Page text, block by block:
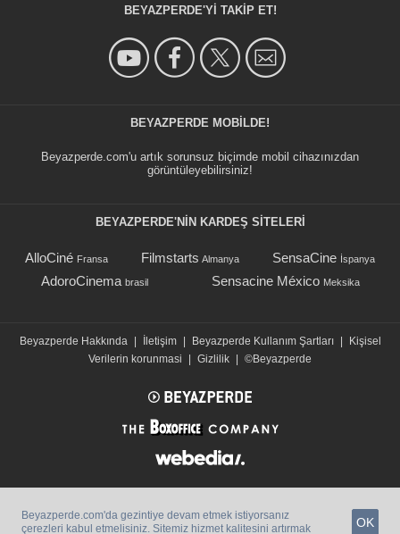
BEYAZPERDE'YI TAKIP ET!
BEYAZPERDE MOBILDE!
Beyazperde.com'u artık sorunsuz biçimde mobil cihazınızdan
görüntüleyebilirsiniz!
BEYAZPERDE'NIN KARDEŞ SİTELERİ
AlloCiné Fransa Filmstarts Almanya SensaCine İspanya
AdoroCinema brasil Sensacine México Meksika
Beyazperde Hakkında | İletişim | Beyazperde Kullanım Şartları |
Kişisel
Verilerin korunmasi
| Gizlilik | ©Beyazperde
Beyazperde.com'da gezintiye devam etmek istiyorsanız
çerezleri kabul etmelisiniz. Sitemiz hizmet kalitesini artırmak
OK